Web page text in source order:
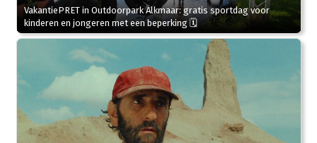
VakantiePRET in Outdoorpark Alkmaar: gratis sportdag voor
kinderen en jongeren met een beperking 🗓